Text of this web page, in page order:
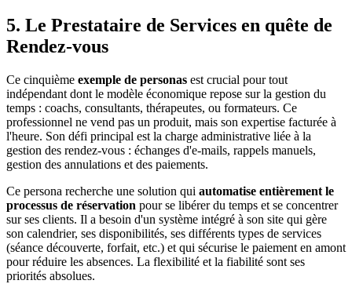
5. Le Prestataire de Services en quête de
Rendez-vous
Ce cinquième exemple de personas est crucial pour tout
indépendant dont le modèle économique repose sur la gestion du
temps : coachs, consultants, thérapeutes, ou formateurs. Ce
professionnel ne vend pas un produit, mais son expertise facturée à
l'heure. Son défi principal est la charge administrative liée à la
gestion des rendez-vous : échanges d'e-mails, rappels manuels,
gestion des annulations et des paiements.
Ce persona recherche une solution qui automatise entièrement le
processus de réservation pour se libérer du temps et se concentrer
sur ses clients. Il a besoin d'un système intégré à son site qui gère
son calendrier, ses disponibilités, ses différents types de services
(séance découverte, forfait, etc.) et qui sécurise le paiement en amont
pour réduire les absences. La flexibilité et la fiabilité sont ses
priorités absolues.